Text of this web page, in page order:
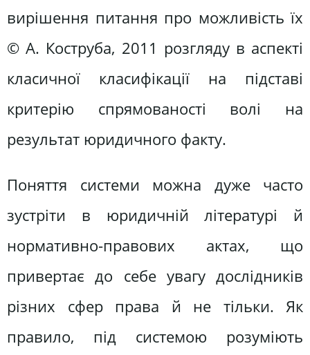
вирішення питання про можливість їх
© А. Коструба, 2011 розгляду в аспекті
класичної класифікації на підставі
критерію спрямованості волі на
результат юридичного факту.
Поняття системи можна дуже часто
зустріти в юридичній літературі й
нормативно-правових актах, що
привертає до себе увагу дослідників
різних сфер права й не тільки. Як
правило, під системою розуміють